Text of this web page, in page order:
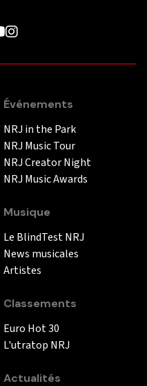
Événements
NRJ in the Park
NRJ Music Tour
NRJ Creator Night
NRJ Music Awards
Musique
Le BlindTest NRJ
News musicales
Artistes
Classements
Euro Hot 30
L'utratop NRJ
Actualités